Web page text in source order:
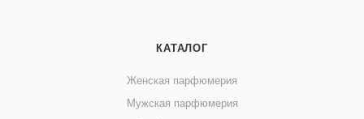
КАТАЛОГ
Женская парфюмерия
Мужская парфюмерия